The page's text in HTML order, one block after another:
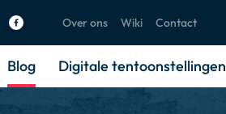
Over ons Wiki Contact
Blog Digitale tentoonstellingen